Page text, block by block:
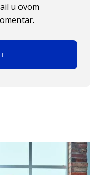
u ovom